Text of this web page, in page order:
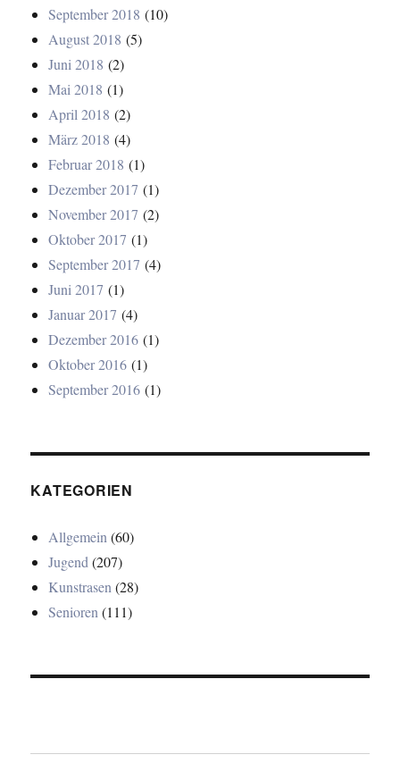
September 2018 (10)
August 2018 (5)
Juni 2018 (2)
Mai 2018 (1)
April 2018 (2)
März 2018 (4)
Februar 2018 (1)
Dezember 2017 (1)
November 2017 (2)
Oktober 2017 (1)
September 2017 (4)
Juni 2017 (1)
Januar 2017 (4)
Dezember 2016 (1)
Oktober 2016 (1)
September 2016 (1)
KATEGORIEN
Allgemein(60)
Jugend(207)
Kunstrasen(28)
Senioren(111)